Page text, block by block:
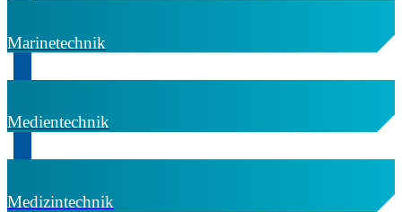
Marinetechnik
Medientechnik
Medizintechnik